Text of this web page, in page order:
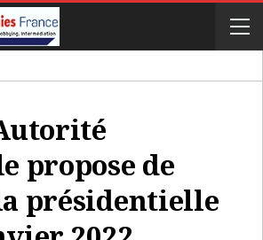
propose de
présidentielle